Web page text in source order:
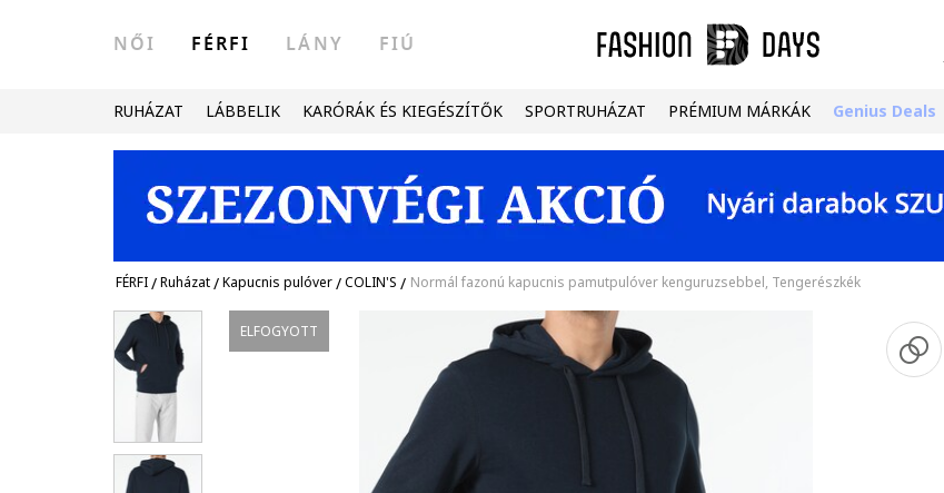
NŐI FÉRFI LÁNY FIÚ
RUHÁZAT LÁBBELIK KARÓRÁK ÉS KIEGÉSZÍTŐK SPORTRUHÁZAT PRÉMIUM MÁRKÁK Genius Deals
FÉRFI/Ruházat/Kapucnis pulóver/COLIN'S / Normál fazonú kapucnis pamutpulóver kenguruzsebbel, Tengerészkék
ELFOGYOTT